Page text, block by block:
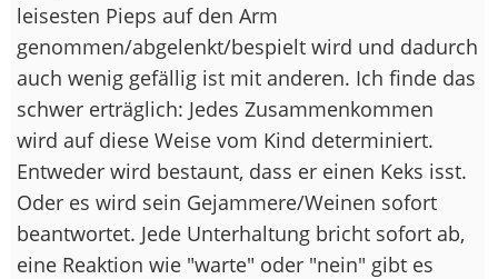
leisesten Pieps auf den Arm
genommen/abgelenkt/bespielt wird und dadurch
auch wenig gefällig ist mit anderen. Ich finde das
schwer erträglich: Jedes Zusammenkommen
wird auf diese Weise vom Kind determiniert.
Entweder wird bestaunt, dass er einen Keks isst.
Oder es wird sein Gejammere/Weinen sofort
beantwortet. Jede Unterhaltung bricht sofort ab,
eine Reaktion wie "warte" oder "nein" gibt es